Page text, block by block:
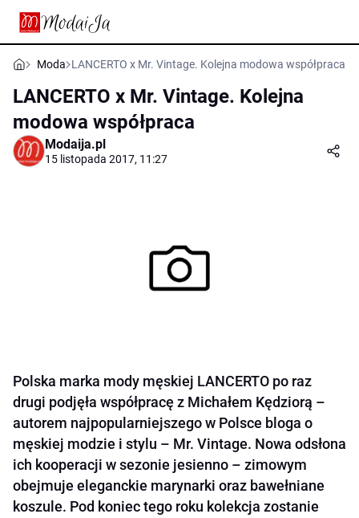
Moda LANCERTO x Mr. Vintage. Kolejna modowa współpraca
LANCERTO x Mr. Vintage. Kolejna
modowa współpraca
Modaija.pl
15 listopada 2017, 11:27
Polska marka mody męskiej LANCERTO po raz
drugi podjęła współpracę z Michałem Kędziorą –
autorem najpopularniejszego w Polsce bloga o
męskiej modzie i stylu – Mr. Vintage. Nowa odsłona
ich kooperacji w sezonie jesienno – zimowym
obejmuje eleganckie marynarki oraz bawełniane
koszule. Pod koniec tego roku kolekcja zostanie